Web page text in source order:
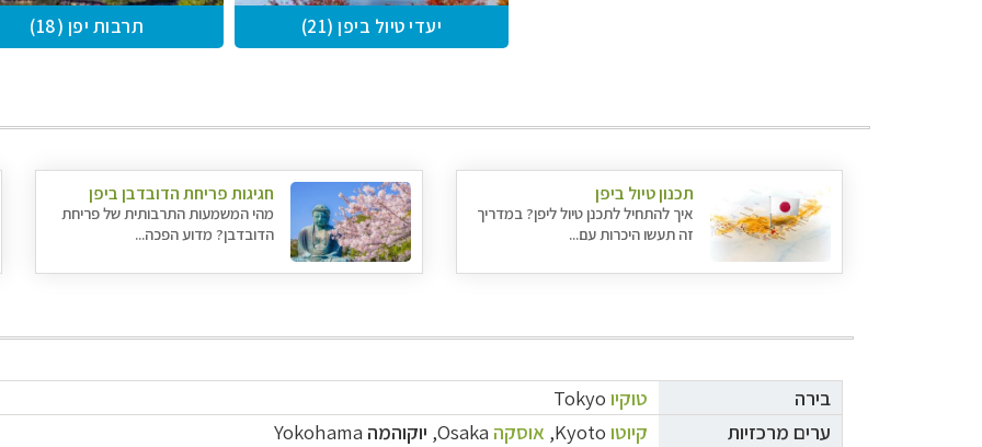
יעדי טיול ביפן (21) תרבות יפן (18)
תכנון טיול ביפן
איך להתחיל לתכנן טיול ליפן? במדריך
זה תעשו היכרות עם...
חגיגות פריחת הדובדבן ביפן
מהי המשמעות התרבותית של פריחת
הדובדבן? מדוע הפכה...
בירה טוקיו Tokyo
ערים מרכזיות
קיוטו Kyoto
, אוסקה Osaka
, יוקוהמה Yokohama